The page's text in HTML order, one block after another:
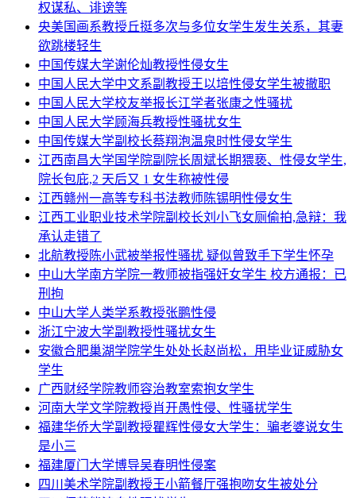
权谋私、诽谤等
央美国画系教授丘挺多次与多位女学生发生关系，其妻
欲跳楼轻生
中国传媒大学谢伦灿教授性侵女生
中国人民大学中文系副教授王以培性侵女学生被撤职
中国人民大学校友举报长江学者张康之性骚扰
中国人民大学顾海兵教授性骚扰女生
中国传媒大学副校长蔡翔泡温泉时性侵女学生
江西南昌大学国学院副院长周斌长期猥亵、性侵女学生,
院长包庇,2 天后又 1 女生称被性侵
江西赣州一高等专科书法教师陈锡明性侵女生
江西工业职业技术学院副校长刘小飞女厕偷拍,急辩：我
承认走错了
北航教授陈小武被举报性骚扰 疑似曾致手下学生怀孕
中山大学南方学院一教师被指强奸女学生 校方通报：已
刑拘
中山大学人类学系教授张鹏性侵
浙江宁波大学副教授性骚扰女生
安徽合肥巢湖学院学生处处长赵尚松，用毕业证威胁女
学生
广西财经学院教师容治教室索抱女学生
河南大学文学院教授肖开愚性侵、性骚扰学生
福建华侨大学副教授瞿辉性侵女大学生：骗老婆说女生
是小三
福建厦门大学博导吴春明性侵案
四川美术学院副教授王小箭餐厅强抱吻女生被处分